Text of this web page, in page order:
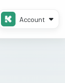
Account